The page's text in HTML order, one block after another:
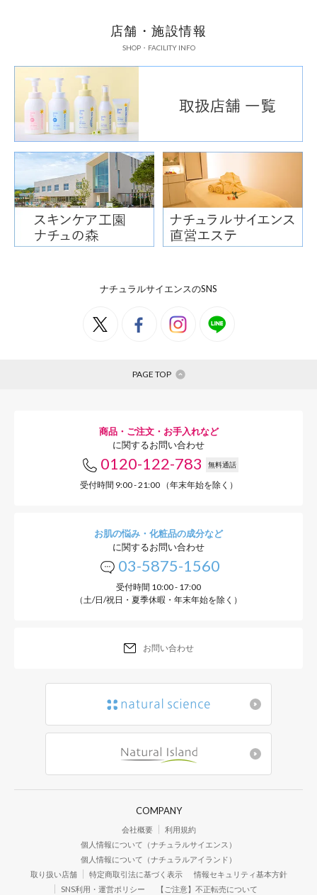
ノンカフェインだ
なでおいしく飲め
しさ！お子さまにも無理なく
インなので、妊娠中・授乳中
ます。
店舗・施設情報
SHOP・FACILITY INFO
ナチュラルサイエンスのSNS
PAGE TOP
商品・ご注文・お手入れなど
に関するお問い合わせ
0120-122-783 無料通話
受付時間 9:00 - 21:00 （年末年始を除く）
お肌の悩み・化粧品の成分など
に関するお問い合わせ
03-5875-1560
受付時間 10:00 - 17:00
（土/日/祝日・夏季休暇・年末年始を除く）
お問い合わせ
COMPANY
会社概要
利用規約
個人情報について（ナチュラルサイエンス）
個人情報について（ナチュラルアイランド）
取り扱い店舗
特定商取引法に基づく表示
情報セキュリティ基本方針
SNS利用・運営ポリシー
【ご注意】不正転売について